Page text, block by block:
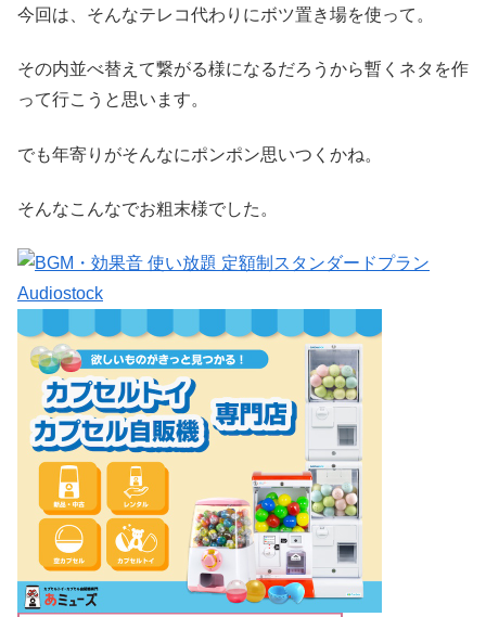
今回は、そんなテレコ代わりにボツ置き場を使って。
その内並べ替えて繋がる様になるだろうから暫くネタを作
って行こうと思います。
でも年寄りがそんなにポンポン思いつくかね。
そんなこんなでお粗末様でした。